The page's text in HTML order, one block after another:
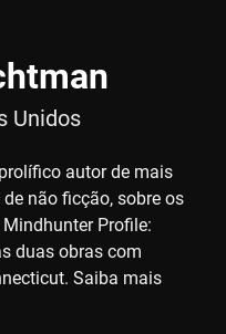
Unidos
autor de mais
não ficção, sobre os
Profile:
duas obras com
Saiba mais